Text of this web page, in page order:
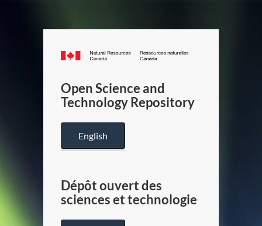
Canada.ca
/
Canada
Open Science and
Technology Repository
English
Dépôt ouvert des
sciences et technologie